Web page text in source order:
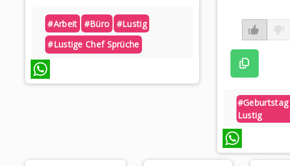
#arbeit #büro
#lustig
#lustige Chef Sprüche
#geburtstag
Lustig